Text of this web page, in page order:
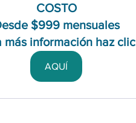
COSTO
$999 mensuales
más información haz clic
AQUÍ